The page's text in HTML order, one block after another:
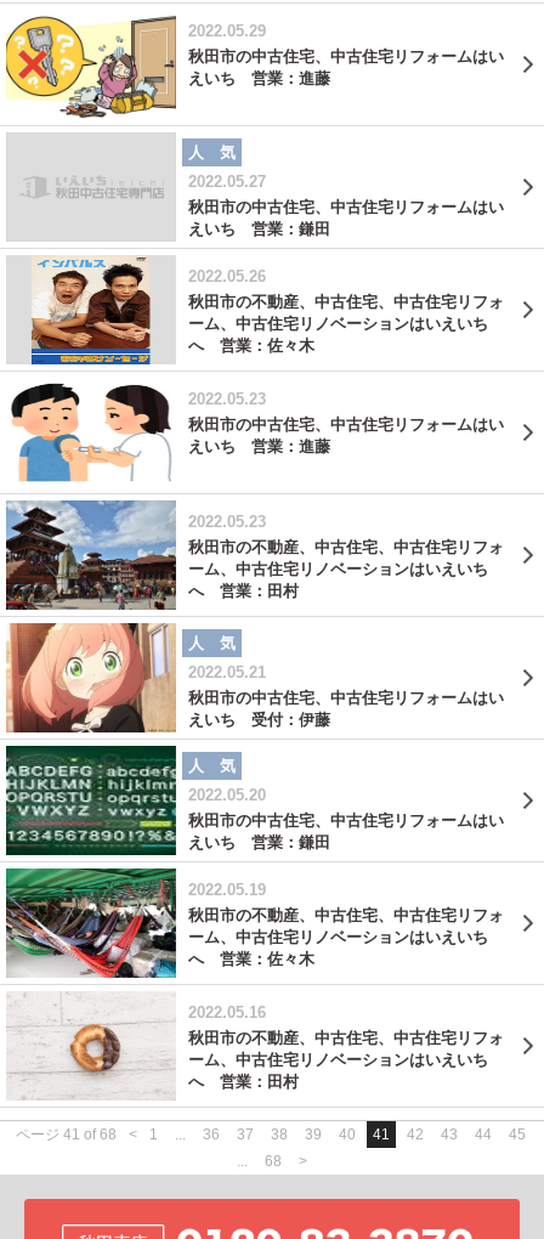
2022.05.29
秋田市の中古住宅、中古住宅リフォームはい
えいち 営業：進藤
人 気
2022.05.27
秋田市の中古住宅、中古住宅リフォームはい
えいち 営業：鎌田
2022.05.26
秋田市の不動産、中古住宅、中古住宅リフォ
ーム、中古住宅リノベーションはいえいち
へ 営業：佐々木
2022.05.23
秋田市の中古住宅、中古住宅リフォームはい
えいち 営業：進藤
2022.05.23
秋田市の不動産、中古住宅、中古住宅リフォ
ーム、中古住宅リノベーションはいえいち
へ 営業：田村
人 気
2022.05.21
秋田市の中古住宅、中古住宅リフォームはい
えいち 受付：伊藤
人 気
2022.05.20
秋田市の中古住宅、中古住宅リフォームはい
えいち 営業：鎌田
2022.05.19
秋田市の不動産、中古住宅、中古住宅リフォ
ーム、中古住宅リノベーションはいえいち
へ 営業：佐々木
2022.05.16
秋田市の不動産、中古住宅、中古住宅リフォ
ーム、中古住宅リノベーションはいえいち
へ 営業：田村
ページ 41 of 68 < 1 ... 36 37 38 39 40 41 42 43 44
45
...
68 >